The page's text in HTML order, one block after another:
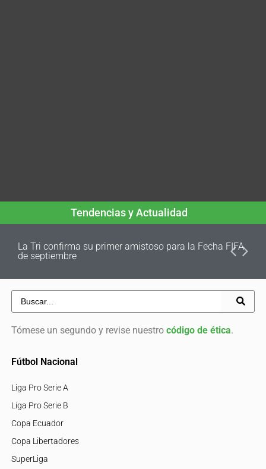
Tendencias y Actualidad
La Tri confirma su primer amistoso para la Fecha FIFA
de septiembre
Tómese un segundo y revise nuestro código de ética.
Fútbol Nacional
Liga Pro Serie A
Liga Pro Serie B
Copa Ecuador
Copa Libertadores
SuperLiga